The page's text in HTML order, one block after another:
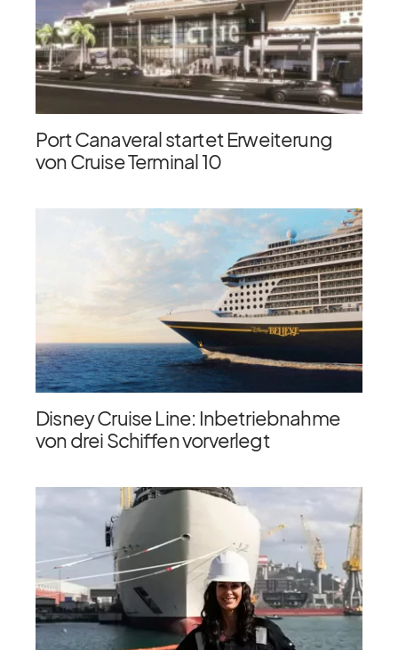
Port Canaveral startet Erweiterung
von Cruise Terminal 10
Disney Cruise Line: Inbetriebnahme
von drei Schiffen vorverlegt